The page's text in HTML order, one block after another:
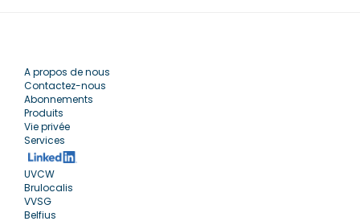
A propos de nous
Contactez-nous
Abonnements
Produits
Vie privée
Services
UVCW
Brulocalis
VVSG
Belfius